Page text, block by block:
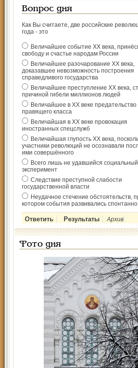
Вопрос дня
Как Вы считаете, две российские
года - это
Величайшее событие ХХ века,
свободу и счастье народам России
Величайшее разочарование ХХ века,
доказавшее невозможность построения
справедливого государства
Величайшее преступление ХХ века,
причиной гибели миллионов людей
Величайшее в ХХ веке предательство
правящего класса
Величайшая в ХХ веке провокация
иностранных спецслужб
Величайшая глупость ХХ века,
участники революций не осознавали
ими совершённого
Всего лишь не удавшийся социальный
эксперимент
Следствие преступной слабости
государственной власти
Неудачное стечение обстоятельств,
котором события развивались спонтанно
Архив
Фото дня